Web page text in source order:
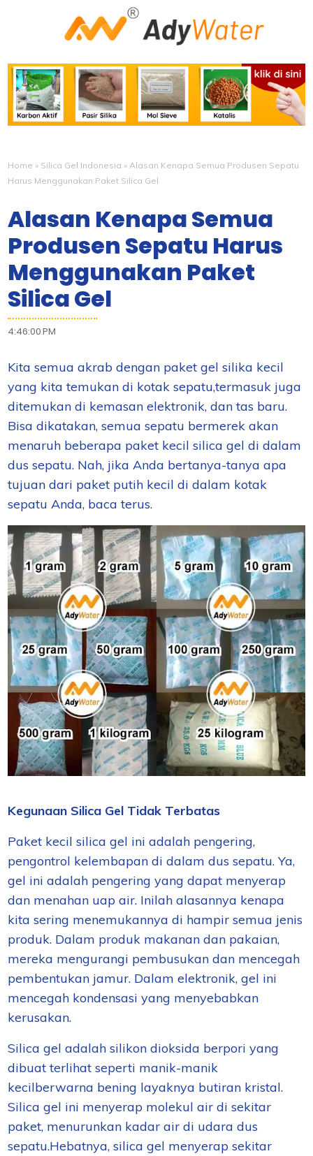
Home » Silica Gel Indonesia » Alasan Kenapa Semua Produsen Sepatu
Harus Menggunakan Paket Silica Gel
Alasan Kenapa Semua
Produsen Sepatu Harus
Menggunakan Paket
Silica Gel
4:46:00 PM
Kita semua akrab dengan paket gel silika kecil
yang kita temukan di kotak sepatu,termasuk juga
ditemukan di kemasan elektronik, dan tas baru.
Bisa dikatakan, semua sepatu bermerek akan
menaruh beberapa paket kecil silica gel di dalam
dus sepatu. Nah, jika Anda bertanya-tanya apa
tujuan dari paket putih kecil di dalam kotak
sepatu Anda, baca terus.
Kegunaan Silica Gel Tidak Terbatas
Paket kecil silica gel ini adalah pengering,
pengontrol kelembapan di dalam dus sepatu. Ya,
gel ini adalah pengering yangdapat menyerap
dan menahan uap air. Inilah alasannya kenapa
kita sering menemukannya di hampirsemua jenis
produk. Dalam produk makanan dan pakaian,
mereka mengurangi pembusukan dan mencegah
pembentukan jamur. Dalam elektronik,gel ini
mencegah kondensasi yang menyebabkan
kerusakan.
Silica gel adalah silikon dioksida berpori yang
dibuat terlihat seperti manik-manik
kecilberwarna bening layaknya butiran kristal.
Silica gel ini menyerap molekul air di sekitar
paket, menurunkan kadar air di udara dus
sepatu.Hebatnya, silica gel menyerap sekitar